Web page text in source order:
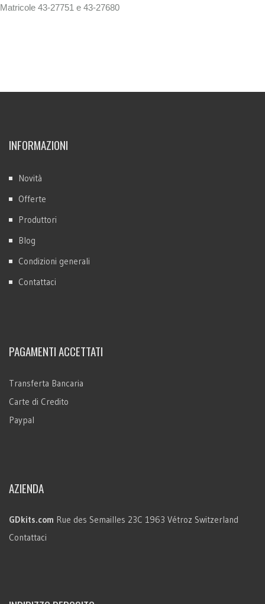
Matricole 43-27751 e 43-27680
INFORMAZIONI
Novità
Offerte
Produttori
Blog
Condizioni generali
Contattaci
PAGAMENTI ACCETTATI
Transferta Bancaria
Carte di Credito
Paypal
AZIENDA
GDkits.com Rue des Semailles 23C 1963 Vétroz Switzerland
Contattaci